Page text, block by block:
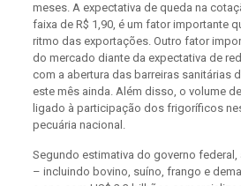
meses. A expectativa de queda na
faixa de R$ 1,90, é um fator importante
ritmo das exportações. Outro fator
do mercado diante da expectativa de
com a abertura das barreiras sanitárias
este mês ainda. Além disso, o volume
ligado à participação dos frigoríficos
pecuária nacional.
Segundo estimativa do governo
– incluindo bovino, suíno, frango e